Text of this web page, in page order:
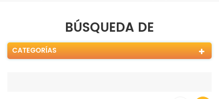
BÚSQUEDA DE
CATEGORÍAS